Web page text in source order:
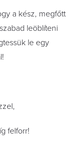
a kész, megfőtt
leöblíteni
le egy
felforr!